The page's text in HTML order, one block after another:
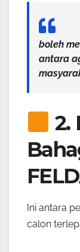
boleh
antara
2.
Ini antara
calon